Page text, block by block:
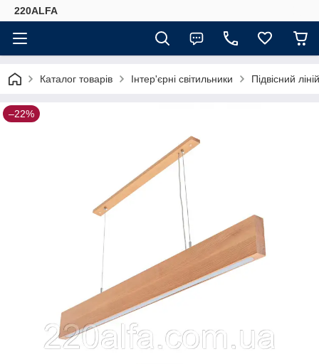
220ALFA
Каталог товарів Інтер'єрні світильники Підвісний
–22%